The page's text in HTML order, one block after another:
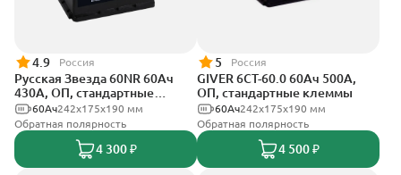
4.9 Россия
Русская Звезда 60NR 60Ач
430А, ОП, стандартные
клеммы242x175x190 мм
60Ач
Обратная полярность
4 300 ₽
5 Россия
GIVER 6СТ-60.0 60Ач 500А,
ОП, стандартные клеммы
242х175х190 мм
60Ач
Обратная полярность
4 500 ₽